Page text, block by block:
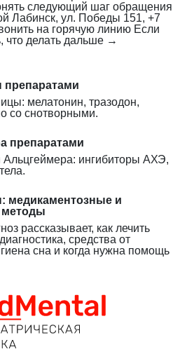
следующий шаг обращения
Лабинск, ул. Победы 151, +7
на горячую линию Если
что делать дальше →
препаратами
мелатонин, тразодон,
со снотворными.
препаратами
Альцгеймера: ингибиторы АХЭ,
медикаментозные и
методы
рассказывает, как лечить
средства от
сна и когда нужна помощь